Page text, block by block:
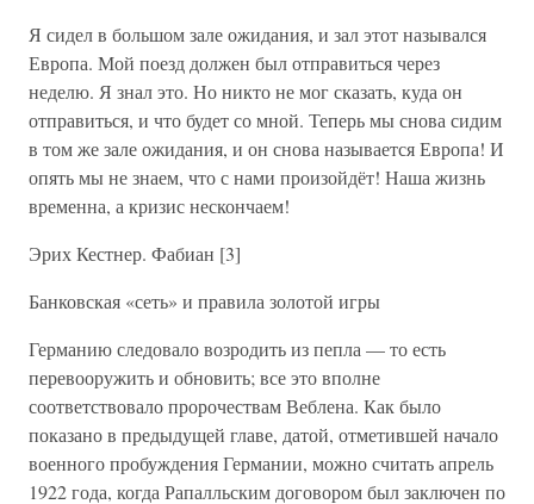
Я сидел в большом зале ожидания, и зал этот назывался
Европа. Мой поезд должен был отправиться через
неделю. Я знал это. Но никто не мог сказать, куда он
отправиться, и что будет со мной. Теперь мы снова сидим
в том же зале ожидания, и он снова называется Европа! И
опять мы не знаем, что с нами произойдёт! Наша жизнь
временна, а кризис нескончаем!
Эрих Кестнер. Фабиан [3]
Банковская «сеть» и правила золотой игры
Германию следовало возродить из пепла — то есть
перевооружить и обновить; все это вполне
соответствовало пророчествам Веблена. Как было
показано в предыдущей главе, датой, отметившей начало
военного пробуждения Германии, можно считать апрель
1922 года, когда Рапалльским договором был заключен по